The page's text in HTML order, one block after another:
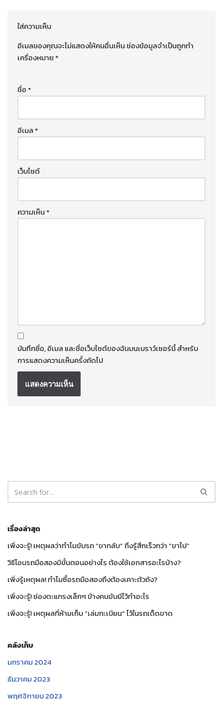
ใส่ความเห็น
อีเมลของคุณจะไม่แสดงให้คนอื่นเห็นช่องข้อมูลจำเป็นถูกทำ
เครื่องหมาย*
ชื่อ*
อีเมล*
เว็บไซต์
ความเห็น*
บันทึกชื่อ, อีเมล และชื่อเว็บไซต์ของฉันบนเบราว์เซอร์นี้ สำหรับ
การแสดงความเห็นครั้งถัดไป
เรื่องล่าสุด
เพิ่งจะรู้! เหตุผลว่าทำไมขับรถ “ขากลับ” ถึงรู้สึกเร็วกว่า “ขาไป”
วิธีโอนรถมือสองมีขั้นตอนอย่างไร ต้องใช้เอกสารอะไรบ้าง?
เพิ่งรู้เหตุผล! ทำไมซื้อรถมือสองถึงต้องเคาะตัวถัง?
เพิ่งจะรู้! ช่องตะแกรงเล็กๆ ข้างคนขับมีไว้ทำอะไร
เพิ่งจะรู้! เหตุผลที่ห้ามเก็บ “เล่มทะเบียน” ไว้ในรถเด็ดขาด
คลังเก็บ
มกราคม 2024
ธันวาคม 2023
พฤศจิกายน 2023